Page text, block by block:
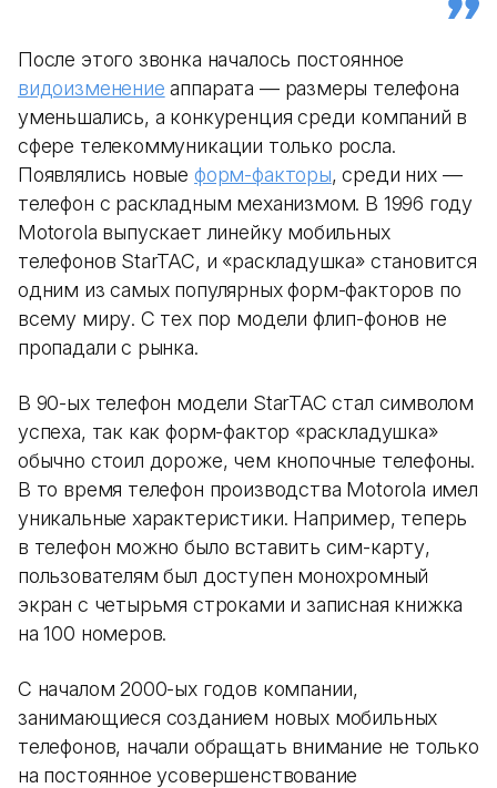
После этого звонка началось постоянное
видоизменение аппарата — размеры телефона
уменьшались, а конкуренция среди компаний в
сфере телекоммуникации только росла.
Появлялись новые форм-факторы, среди них —
телефон с раскладным механизмом. В 1996 году
Motorola выпускает линейку мобильных
телефонов StarTAC, и «раскладушка» становится
одним из самых популярных форм-факторов по
всему миру. С тех пор модели флип-фонов не
пропадали с рынка.
В 90-ых телефон модели StarTAC стал символом
успеха, так как форм-фактор «раскладушка»
обычно стоил дороже, чем кнопочные телефоны.
В то время телефон производства Motorola имел
уникальные характеристики. Например, теперь
в телефон можно было вставить сим-карту,
пользователям был доступен монохромный
экран с четырьмя строками и записная книжка
на 100 номеров.
С началом 2000-ых годов компании,
занимающиеся созданием новых мобильных
телефонов, начали обращать внимание не только
на постоянное усовершенствование